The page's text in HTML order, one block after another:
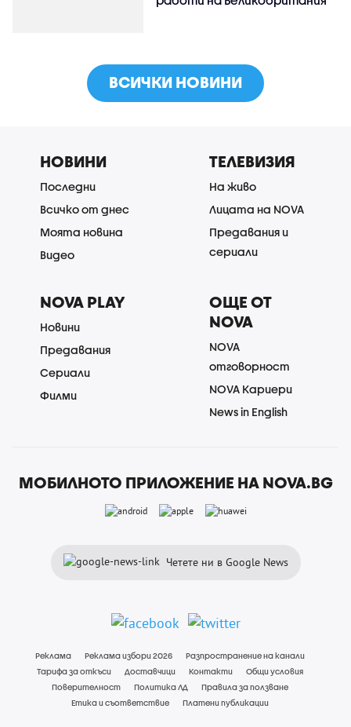
ВСИЧКИ НОВИНИ
НОВИНИ
Последни
Всичко от днес
Моята новина
Видео
ТЕЛЕВИЗИЯ
На живо
Лицата на NOVA
Предавания и
сериали
NOVA PLAY
Новини
Предавания
Сериали
Филми
ОЩЕ ОТ
NOVA
NOVA
отговорност
NOVA Кариери
News in English
МОБИЛНОТО ПРИЛОЖЕНИЕ НА NOVA.BG
Четете ни в Google News
Реклама Реклама избори 2026
Разпространение на канали
Тарифа за откъси
Доставчици Контакти
Общи условия
Поверителност
Политика ЛД
Правила за ползване
Етика и съответствие
Платени публикации